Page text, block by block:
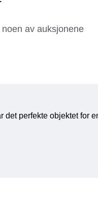
av auksjonene
det perfekte objektet for